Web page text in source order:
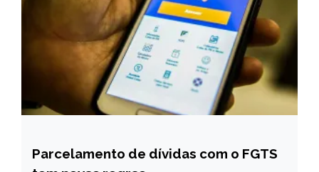
BRASIL
Parcelamento de dívidas com o FGTS